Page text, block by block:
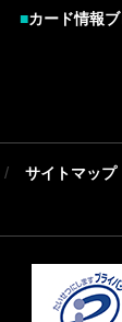
■カード情報
/ サイトマップ